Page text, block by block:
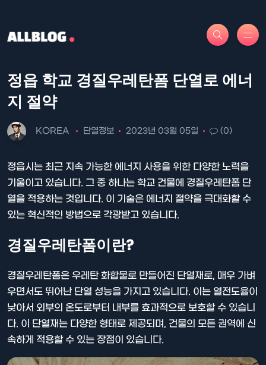
정읍 학교 경질우레탄폼 단열로 에너
지 절약
KOREA 단열정보 2023년 03월 05일 (0)
정읍시는 최근 지속 가능한 에너지 사용을 위한 다양한 노력을
기울이고 있습니다. 그 중 하나는 학교 건물에 경질우레탄폼 단
열을 적용하는 것입니다. 이 기술은 에너지 절약을 극대화할 수
있는 혁신적인 방법으로 각광받고 있습니다.
경질우레탄폼이란?
경질우레탄폼은 우레탄 화합물로 만들어진 단열재로, 매우 가벼
우면서도 뛰어난 단열 성능을 가지고 있습니다. 이는 열전도율이
낮아서 외부의 온도로부터 내부를 효과적으로 보호할 수 있습니
다. 이 단열재는 다양한 형태로 제공되며, 건물의 모든 권역에 신
속하게 적용할 수 있는 장점이 있습니다.